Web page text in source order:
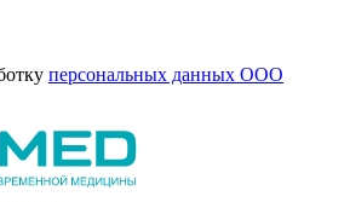
персональных данных ООО